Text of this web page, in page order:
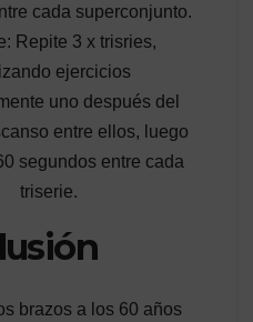
cada superconjunto.
Repite 3 x trisries,
ejercicios
uno después del
entre ellos, luego
segundos entre cada
triserie.
brazos a los 60 años